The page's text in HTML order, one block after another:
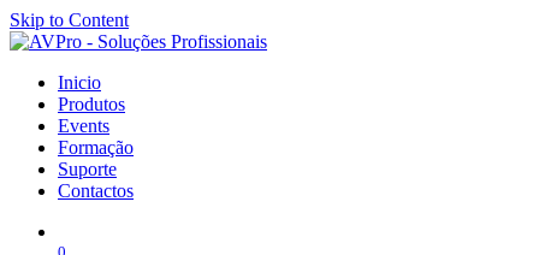
Skip to Content
Inicio
Produtos
Events
Formação
Suporte
Contactos